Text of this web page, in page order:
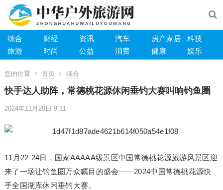
综合 财经 资讯 汽车 房产家居
科技
旅游
时尚 公益 消费 健康 娱乐
您的位置 首页 综合
快手达人助阵，常德桃花源休闲垂钓大赛叫响钓鱼圈
2024年11月29日 9:11
11月22-24日，国家AAAAA级景区中国常德桃花源旅游风景区迎
来了一场让钓鱼圈万众瞩目的盛会——2024中国常德桃花源快
手全国湖库休闲垂钓大赛。